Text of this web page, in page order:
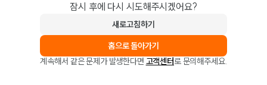
잠시 후에 다시 시도해주시겠어요?
새로고침하기
홈으로 돌아가기
계속해서 같은 문제가 발생한다면 고객센터로 문의해주세요.